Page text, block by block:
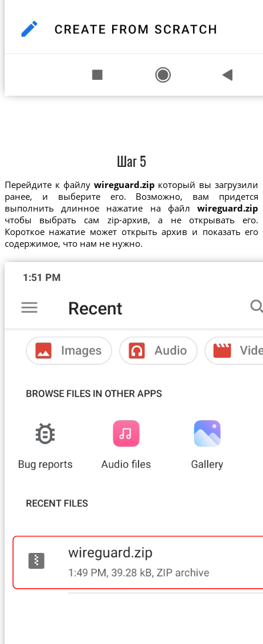
Шаг 5
Перейдите к файлу wireguard.zip который вы загрузили
ранее, и выберите его. Возможно, вам придется
выполнить длинное нажатие на файлwireguard.zip
чтобы выбрать сам zip-архив, а не открывать его.
Короткое нажатие может открыть архив и показать его
содержимое, что нам не нужно.